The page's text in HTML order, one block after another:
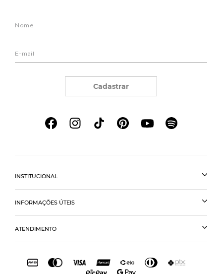
Cadastrar
INSTITUCIONAL
INFORMAÇÕES ÚTEIS
ATENDIMENTO